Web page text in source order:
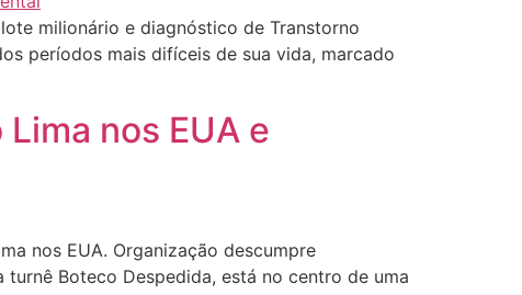
milionário e diagnóstico de Transtorno
períodos mais difíceis de sua vida, marcado
nos EUA e
nos EUA. Organização descumpre
Boteco Despedida, está no centro de uma